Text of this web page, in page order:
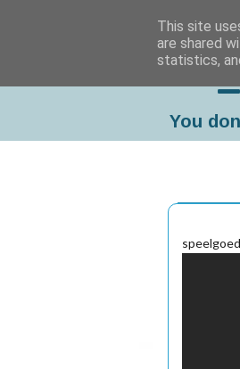
You
This site
are shared
statistics,